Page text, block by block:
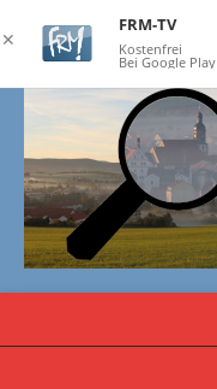
✕
FRM-TV
Kostenfrei
Bei Google Play